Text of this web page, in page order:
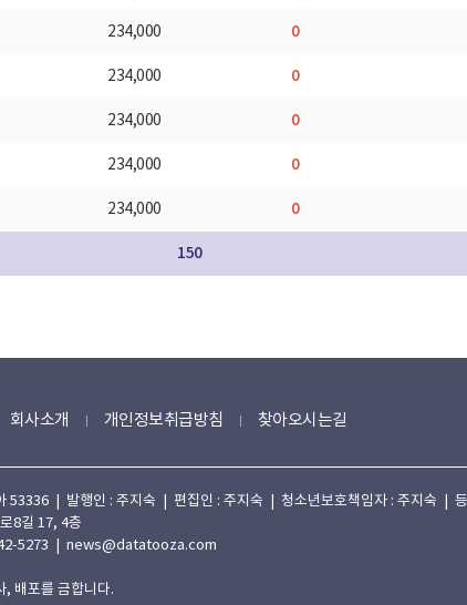
234,000 0
234,000 0
234,000 0
234,000 0
234,000 0
150
회사소개 개인정보취급방침 찾아오시는길
53336 | 발행인 : 주지숙 | 편집인 : 주지숙 | 청소년보호책임자 : 주지숙 |
8길 17, 4층
5273 | news@datatooza.com
, 배포를 금합니다.